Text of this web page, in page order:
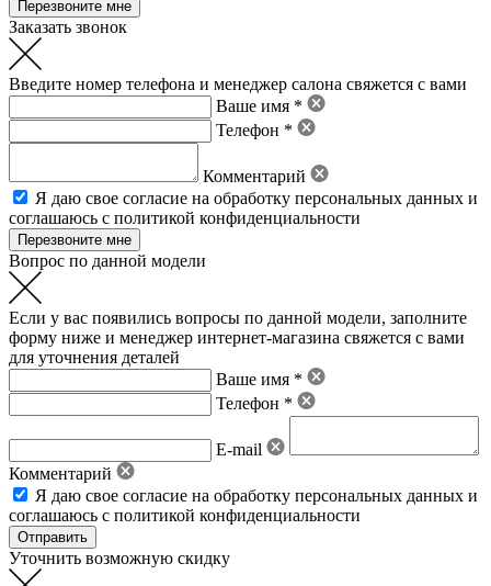
Заказать звонок
Введите номер телефона и менеджер салона свяжется с вами
Ваше имя *
Телефон *
Комментарий
Я даю свое согласие на обработку персональных данных и
соглашаюсь с политикой конфиденциальности
Вопрос по данной модели
Если у вас появились вопросы по данной модели, заполните
форму ниже и менеджер интернет-магазина свяжется с вами
для уточнения деталей
Ваше имя *
Телефон *
E-mail
Комментарий
Я даю свое согласие на обработку персональных данных и
соглашаюсь с политикой конфиденциальности
Уточнить возможную скидку